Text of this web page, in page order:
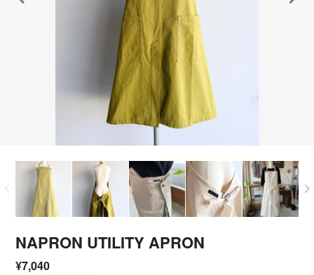
NAPRON UTILITY APRON
¥7,040